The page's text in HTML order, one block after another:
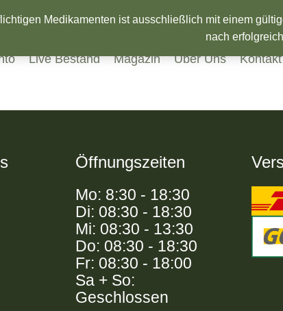
Wir
Live Bestand Magazin Über Uns
Kontakt
Öffnungszeiten
Mo: 8:30 - 18:30
Di: 08:30 - 18:30
Mi: 08:30 - 13:30
Do: 08:30 - 18:30
Fr: 08:30 - 18:00
Sa + So:
Geschlossen
Medikamenten ist ausschließlich mit einem
nach